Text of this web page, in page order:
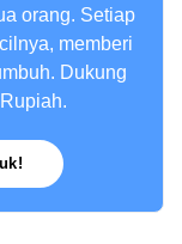
orang. Setiap
memberi
Dukung